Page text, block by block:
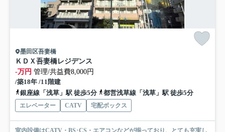
墨田区吾妻橋
ＫＤＸ吾妻橋レジデンス
-万円 管理/共益費8,000円
/築18年 /11階建
銀座線「浅草」駅 徒歩5分
都営浅草線「浅草」駅 徒歩5分
エレベーター CATV 宅配ボックス
室内設備はCATV・BS･CS・エアコンなどが揃っており、とても充実し